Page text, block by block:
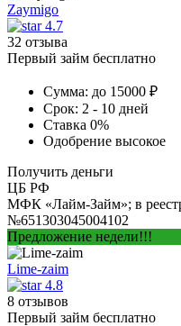
Zaymigo
4.7
32 отзыва
Первый займ бесплатно
Сумма: до 15000 ₽
Срок: 2 - 10 дней
Ставка 0%
Одобрение высокое
Получить деньги
ЦБ РФ
МФК «Лайм-Займ»; в
№651303045004102
Предложение недели!!!
Lime-zaim
4.8
8 отзывов
Первый займ бесплатно